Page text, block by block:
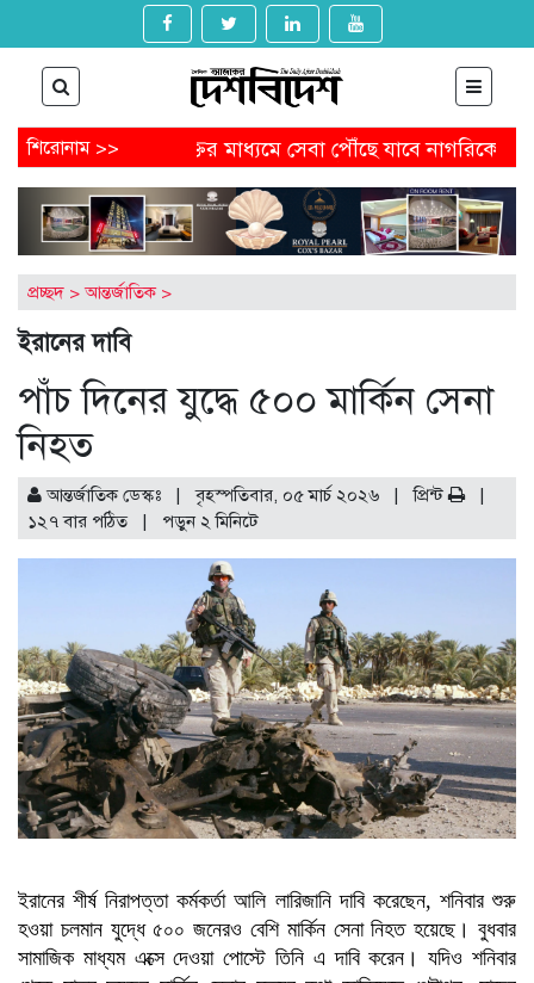
শিরোনাম >>প্রযুক্তির মাধ্যমে সেবা পৌঁছে যাবে নাগরিকের কাছে
আবেদন করবেন যেভাবে
অষ্টগ্রামে বিএনপির নির্বাচনি
থেকে অনাকাঙ্ক্ষিত পোস্ট
আগামীকাল থেকে ৯ মাসের জন্য বন্ধ
মামলায় জিয়াউল আহসানের বিচার শুরু
প্রচ্ছদ >আন্তর্জাতিক>
ইরানের দাবি
পাঁচ দিনের যুদ্ধে ৫০০ মার্কিন সেনা
নিহত
আন্তর্জাতিক ডেস্কঃ | বৃহস্পতিবার, ০৫ মার্চ ২০২৬ |প্রিন্ট
১২৭ বার পঠিত
| পড়ুন ২ মিনিটে
ইরানের শীর্ষ নিরাপত্তা কর্মকর্তা আলি লারিজানি দাবি করেছেন, শনিবার শুরু
হওয়া চলমান যুদ্ধে ৫০০ জনেরও বেশি মার্কিন সেনা নিহত হয়েছে। বুধবার
সামাজিক মাধ্যম এক্সে দেওয়া পোস্টে তিনি এ দাবি করেন। যদিও শনিবার